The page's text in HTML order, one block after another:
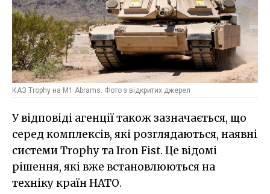
КАЗ Trophy на M1 Abrams. Фото з відкритих джерел
У відповіді агенції також зазначається, що
серед комплексів, які розглядаються, наявні
системи Trophy та Iron Fist. Це відомі
рішення, які вже встановлюються на
техніку країн НАТО.